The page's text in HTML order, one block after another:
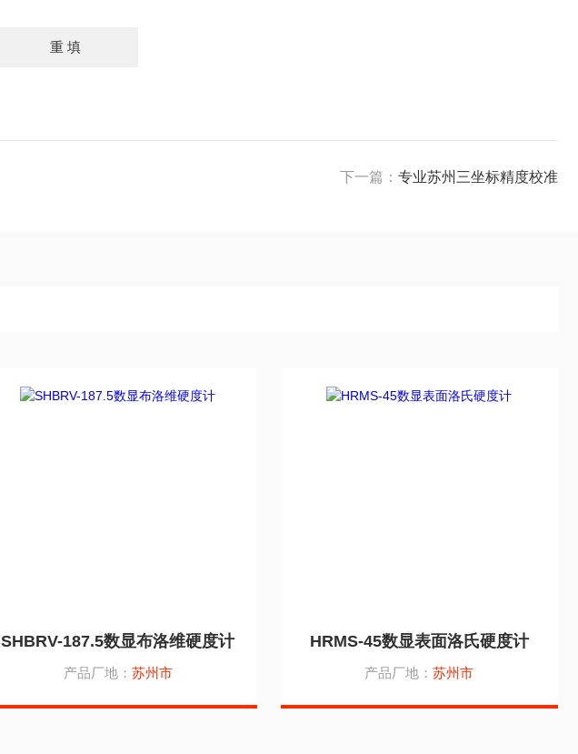
下一篇： 专业苏州三坐标精度校准
SHBRV-187.5数显布洛维硬度计
产品厂地： 苏州市
HRMS-45数显表面洛氏硬度计
产品厂地：苏州市